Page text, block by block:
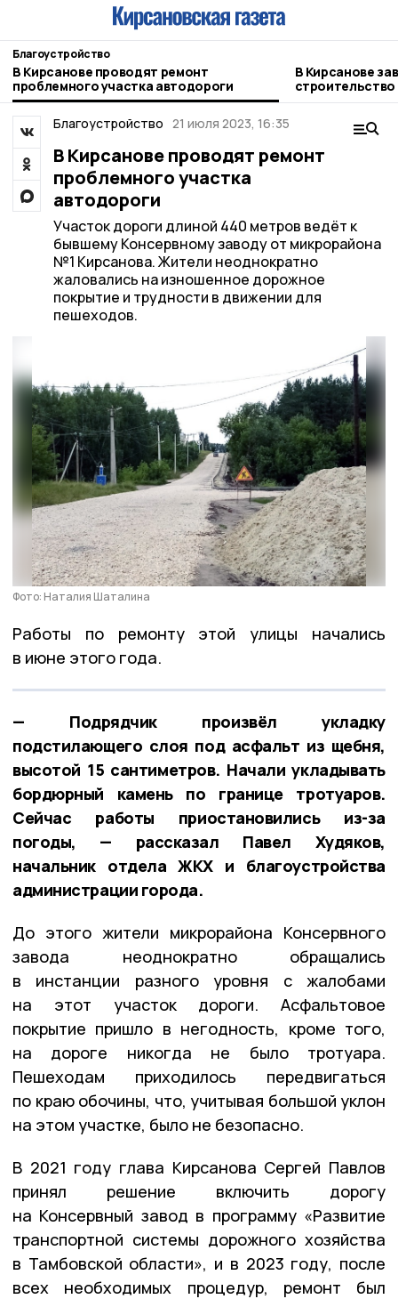
Благоустройство
В Кирсанове проводят ремонт
проблемного участка автодороги
В Кирсанове
Благоустройство 21 июля 2023, 16:35
В Кирсанове проводят ремонт
проблемного участка
автодороги
Участок дороги длиной 440 метров ведёт к
бывшему Консервному заводу от микрорайона
№1 Кирсанова. Жители неоднократно
жаловались на изношенное дорожное
покрытие и трудности в движении для
пешеходов.
Фото: Наталия Шаталина
Работы по ремонту этой улицы начались
в июне этого года.
— Подрядчик произвёл укладку
подстилающего слоя под асфальт из щебня,
высотой 15 сантиметров. Начали укладывать
бордюрный камень по границе тротуаров.
Сейчас работы приостановились из-за
погоды, — рассказал Павел Худяков,
начальник отдела ЖКХ и благоустройства
администрации города.
До этого жители микрорайона Консервного
завода неоднократно обращались
в инстанции разного уровня с жалобами
на этот участок дороги. Асфальтовое
покрытие пришло в негодность, кроме того,
на дороге никогда не было тротуара.
Пешеходам приходилось передвигаться
по краю обочины, что, учитывая большой уклон
на этом участке, было не безопасно.
В 2021 году глава Кирсанова Сергей Павлов
принял решение включить дорогу
на Консервный завод в программу «Развитие
транспортной системы дорожного хозяйства
в Тамбовской области», и в 2023 году, после
всех необходимых процедур, ремонт был